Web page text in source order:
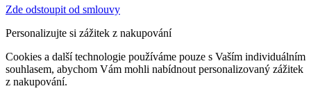
Zde odstoupit od smlouvy
Personalizujte si zážitek z nakupování
Cookies a další technologie používáme pouze s Vaším individuálním
souhlasem, abychom Vám mohli nabídnout personalizovaný zážitek
z nakupování.